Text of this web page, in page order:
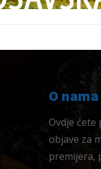
O nama
Ovdje ćete
objave za
premijera,